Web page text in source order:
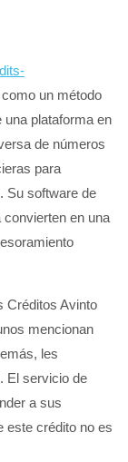
un método
una plataforma en
de números
para
Su software de
en una
Créditos Avinto
mencionan
les
El servicio de
a sus
este crédito no es